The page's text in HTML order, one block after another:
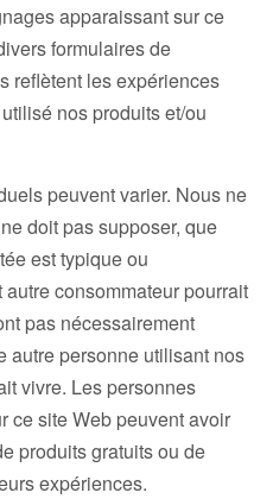
apparaissant sur ce
formulaires de
reflètent les expériences
nos produits et/ou
peuvent varier. Nous ne
doit pas supposer, que
est typique ou
consommateur pourrait
pas nécessairement
autre personne utilisant nos
vivre. Les personnes
ce site Web peuvent avoir
produits gratuits ou de
expériences.